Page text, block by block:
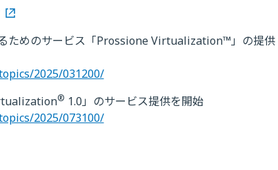
ためのサービス「Prossione Virtualization™」の提供
2025/031200/
® 1.0」のサービス提供を開始
2025/073100/